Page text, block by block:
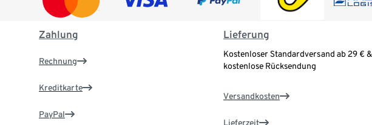
Zahlung
Rechnung
Kreditkarte
PayPal
Lieferung
Kostenloser Standardversand ab 29 € &
kostenlose Rücksendung
Versandkosten
Lieferzeit